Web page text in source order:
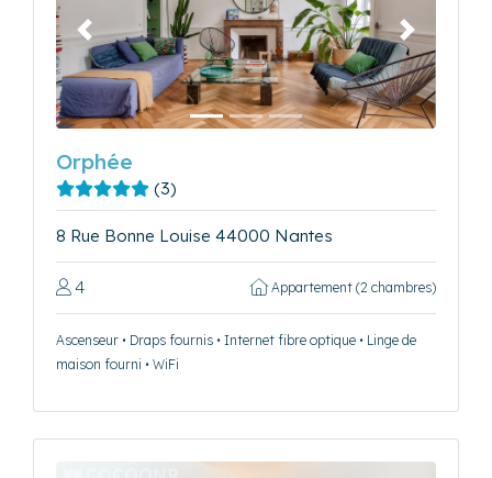
Précédent Suivant
Orphée
(3)
8 Rue Bonne Louise 44000 Nantes
4 Appartement (2 chambres)
Ascenseur • Draps fournis • Internet fibre optique • Linge de
maison fourni • WiFi